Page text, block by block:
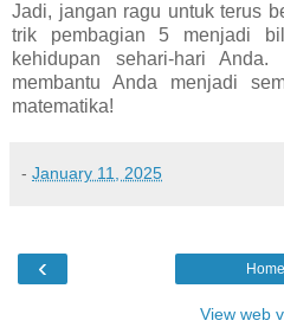
Jadi, jangan ragu untuk terus
trik pembagian 5 menjadi
kehidupan sehari-hari
membantu Anda menjadi
matematika!
- January 11, 2025
‹ Home
View web